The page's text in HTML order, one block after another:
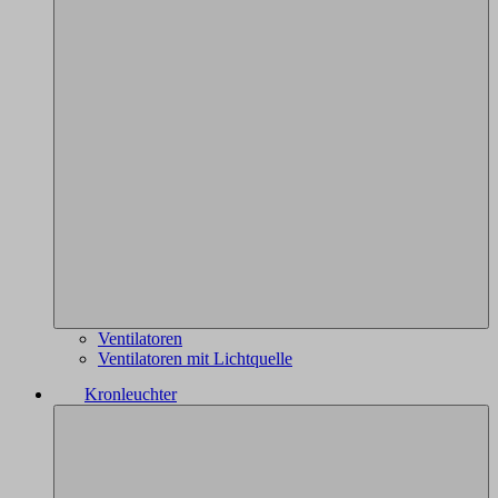
Ventilatoren
Ventilatoren mit Lichtquelle
Kronleuchter